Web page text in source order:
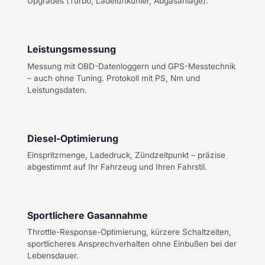
Leistungsmessung
Messung mit OBD-Datenloggern und GPS-Messtechnik
– auch ohne Tuning. Protokoll mit PS, Nm und
Leistungsdaten.
Diesel-Optimierung
Einspritzmenge, Ladedruck, Zündzeitpunkt – präzise
abgestimmt auf Ihr Fahrzeug und Ihren Fahrstil.
Sportlichere Gasannahme
Throttle-Response-Optimierung, kürzere Schaltzeiten,
sportlicheres Ansprechverhalten ohne Einbußen bei der
Lebensdauer.